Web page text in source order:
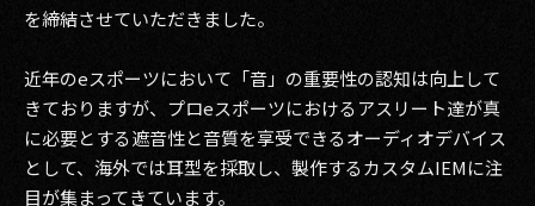
を締結させていただきました。
近年のeスポーツにおいて「音」の重要性の認知は向上して
きておりますが、プロeスポーツにおけるアスリート達が真
に必要とする遮音性と音質を享受できるオーディオデバイス
として、海外では耳型を採取し、製作するカスタムIEMに注
目が集まってきています。